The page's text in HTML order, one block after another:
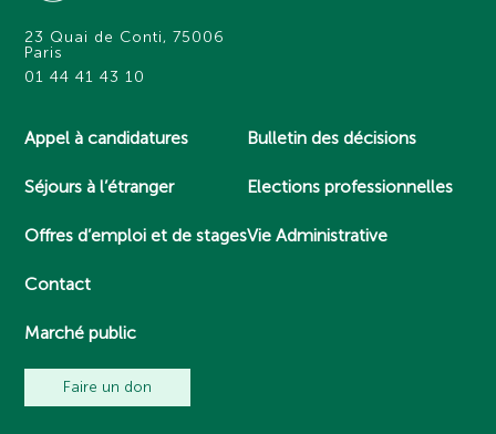
23 Quai de Conti, 75006
Paris
01 44 41 43 10
Appel à candidatures
Séjours à l’étranger
Offres d’emploi et de stages
Contact
Marché public
Bulletin des décisions
Elections professionnelles
Vie Administrative
Faire un don